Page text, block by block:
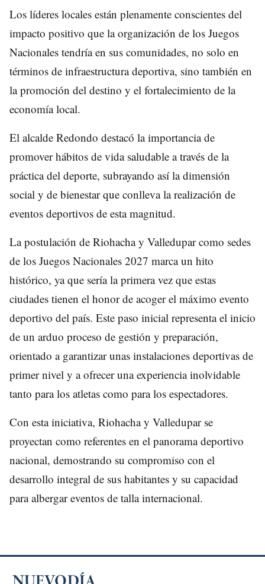
Los líderes locales están plenamente conscientes del
impacto positivo que la organización de los Juegos
Nacionales tendría en sus comunidades, no solo en
términos de infraestructura deportiva, sino también en
la promoción del destino y el fortalecimiento de la
economía local.
El alcalde Redondo destacó la importancia de
promover hábitos de vida saludable a través de la
práctica del deporte, subrayando así la dimensión
social y de bienestar que conlleva la realización de
eventos deportivos de esta magnitud.
La postulación de Riohacha y Valledupar como sedes
de los Juegos Nacionales 2027 marca un hito
histórico, ya que sería la primera vez que estas
ciudades tienen el honor de acoger el máximo evento
deportivo del país. Este paso inicial representa el inicio
de un arduo proceso de gestión y preparación,
orientado a garantizar unas instalaciones deportivas de
primer nivel y a ofrecer una experiencia inolvidable
tanto para los atletas como para los espectadores.
Con esta iniciativa, Riohacha y Valledupar se
proyectan como referentes en el panorama deportivo
nacional, demostrando su compromiso con el
desarrollo integral de sus habitantes y su capacidad
para albergar eventos de talla internacional.